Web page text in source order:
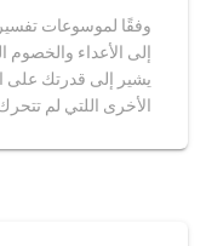
وفقًا لموسوعات تفسير
إلى الأعداء والخصوم
يشير إلى قدرتك على
الأخرى اللتي لم